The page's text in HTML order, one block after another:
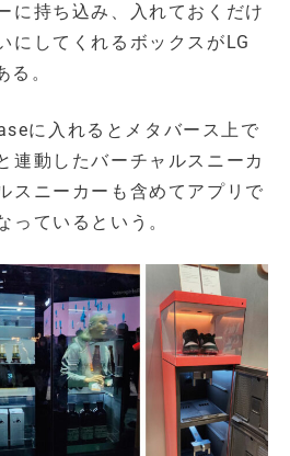
に持ち込み、入れておくだけ
にしてくれるボックスがLG
。
に入れるとメタバース上で
連動したバーチャルスニーカ
スニーカーも含めてアプリで
っているという。